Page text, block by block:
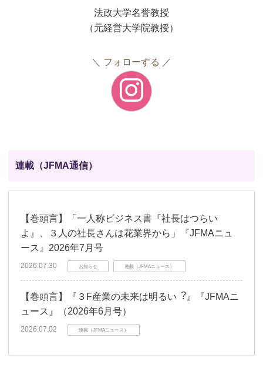
法政大学名誉教授
（元経営大学院教授）
フォローする
連載（JFMA通信）
【巻頭言】「一人称ビジネス書『社長はつらい
よ』、３人の社長さんは花業界から」『JFMAニュ
ース』2026年7月号
2026.07.30 お知らせ 連載（JFMAニュース）
【巻頭言】『３F産業の未来は明るい︖』『JFMAニ
ュース』（2026年6月号）
2026.07.02 連載（JFMAニュース）